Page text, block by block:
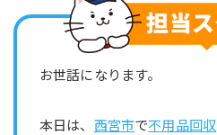
お世話になります。
本日は、 西宮市で不用品回収